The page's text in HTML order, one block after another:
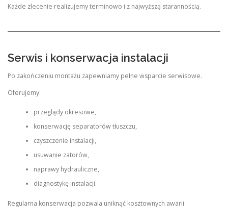
Każde zlecenie realizujemy terminowo i z najwyższą starannością.
Serwis i konserwacja instalacji
Po zakończeniu montażu zapewniamy pełne wsparcie serwisowe.
Oferujemy:
przeglądy okresowe,
konserwację separatorów tłuszczu,
czyszczenie instalacji,
usuwanie zatorów,
naprawy hydrauliczne,
diagnostykę instalacji.
Regularna konserwacja pozwala uniknąć kosztownych awarii.